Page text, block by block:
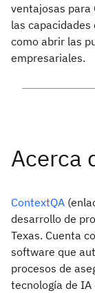
ventajosas para
las
como abrir las
empresariales.
ContextQA
desarrollo de
Texas. Cuenta
software que
procesos de
tecnología de IA